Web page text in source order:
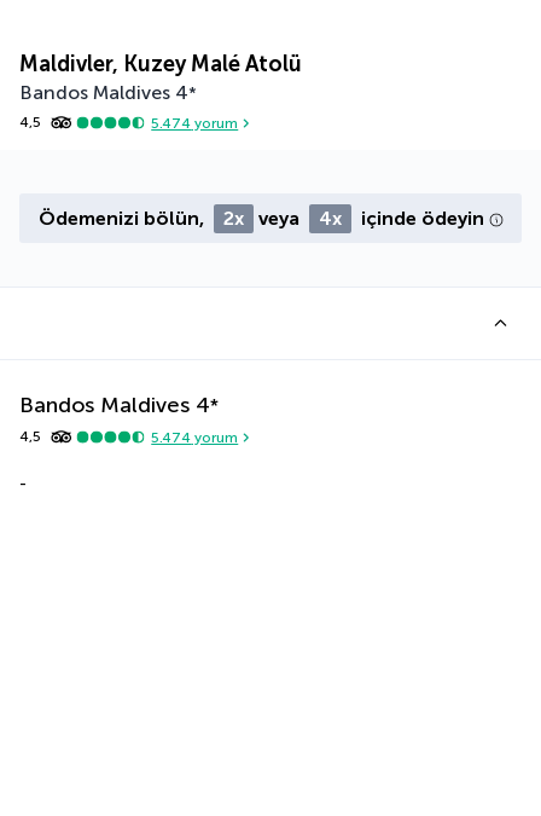
Maldivler, Kuzey Malé Atolü
Bandos Maldives 4*
4,5 5.474 yorum
Ödemenizi bölün, 2x veya 4x içinde ödeyin
Bandos Maldives 4*
4,5 5.474 yorum
-